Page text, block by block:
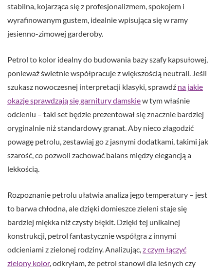
stabilna, kojarząca się z profesjonalizmem, spokojem i
wyrafinowanym gustem, idealnie wpisująca się w ramy
jesienno-zimowej garderoby.
Petrol to kolor idealny do budowania bazy szafy kapsułowej,
ponieważ świetnie współpracuje z większością neutrali. Jeśli
szukasz nowoczesnej interpretacji klasyki, sprawdź na jakie
okazje sprawdzają się garnitury damskiew tym właśnie
odcieniu – taki set będzie prezentował się znacznie bardziej
oryginalnie niż standardowy granat. Aby nieco złagodzić
powagę petrolu, zestawiaj go z jasnymi dodatkami, takimi jak
szarość, co pozwoli zachować balans między elegancją a
lekkością.
Rozpoznanie petrolu ułatwia analiza jego temperatury – jest
to barwa chłodna, ale dzięki domieszce zieleni staje się
bardziej miękka niż czysty błękit. Dzięki tej unikalnej
konstrukcji, petrol fantastycznie współgra z innymi
odcieniami z zielonej rodziny. Analizując,z czym łączyć
zielony kolor, odkryłam, że petrol stanowi dla leśnych czy